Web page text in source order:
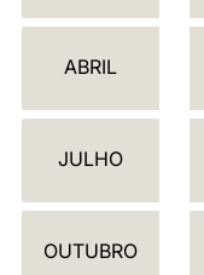
L
D
R
ABRIL
JULHO
OUTUBRO